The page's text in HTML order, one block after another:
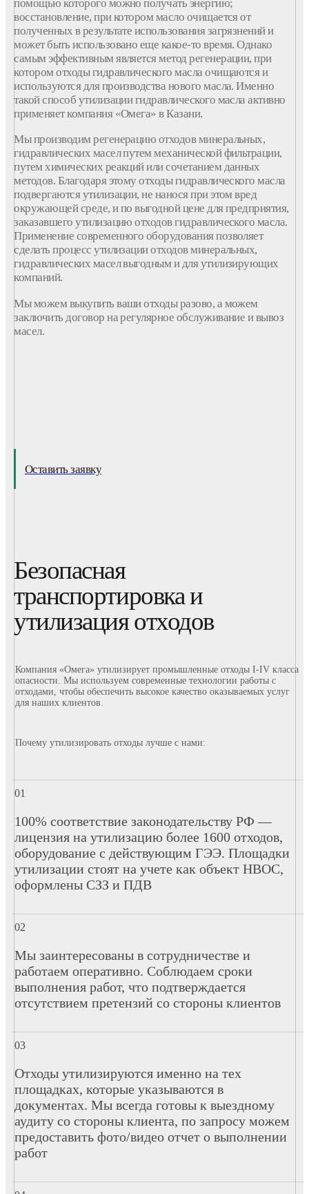
восстановление, при котором масло очищается от
полученных в результате использования загрязнений и
может быть использовано еще какое-то время. Однако
самым эффективным является метод регенерации, при
котором отходы гидравлического масла очищаются и
используются для производства нового масла. Именно
такой способ утилизации гидравлического масла активно
применяет компания «Омега» в Казани.
Мы производим регенерацию отходов минеральных,
гидравлических масел путем механической фильтрации,
путем химических реакций или сочетанием данных
методов. Благодаря этому отходы гидравлического масла
подвергаются утилизации, не нанося при этом вред
окружающей среде, и по выгодной цене для предприятия,
заказавшего утилизацию отходов гидравлического масла.
Применение современного оборудования позволяет
сделать процесс утилизации отходов минеральных,
гидравлических масел выгодным и для утилизирующих
компаний.
Мы можем выкупить ваши отходы разово, а можем
заключить договор на регулярное обслуживание и вывоз
масел.
Оставить заявку
Безопасная
транспортировка и
утилизация отходов
Компания «Омега» утилизирует промышленные отходы I-IV класса
опасности. Мы используем современные технологии работы с
отходами, чтобы обеспечить высокое качество оказываемых услуг
для наших клиентов.
Почему утилизировать отходы лучше с нами:
100% соответствие законодательству РФ —
лицензия на утилизацию более 1600 отходов,
оборудование с действующим ГЭЭ. Площадки
утилизации стоят на учете как объект НВОС,
оформлены СЗЗ и ПДВ
Мы заинтересованы в сотрудничестве и
работаем оперативно. Соблюдаем сроки
выполнения работ, что подтверждается
отсутствием претензий со стороны клиентов
Отходы утилизируются именно на тех
площадках, которые указываются в
документах. Мы всегда готовы к выездному
аудиту со стороны клиента, по запросу можем
предоставить фото/видео отчет о выполнении
работ